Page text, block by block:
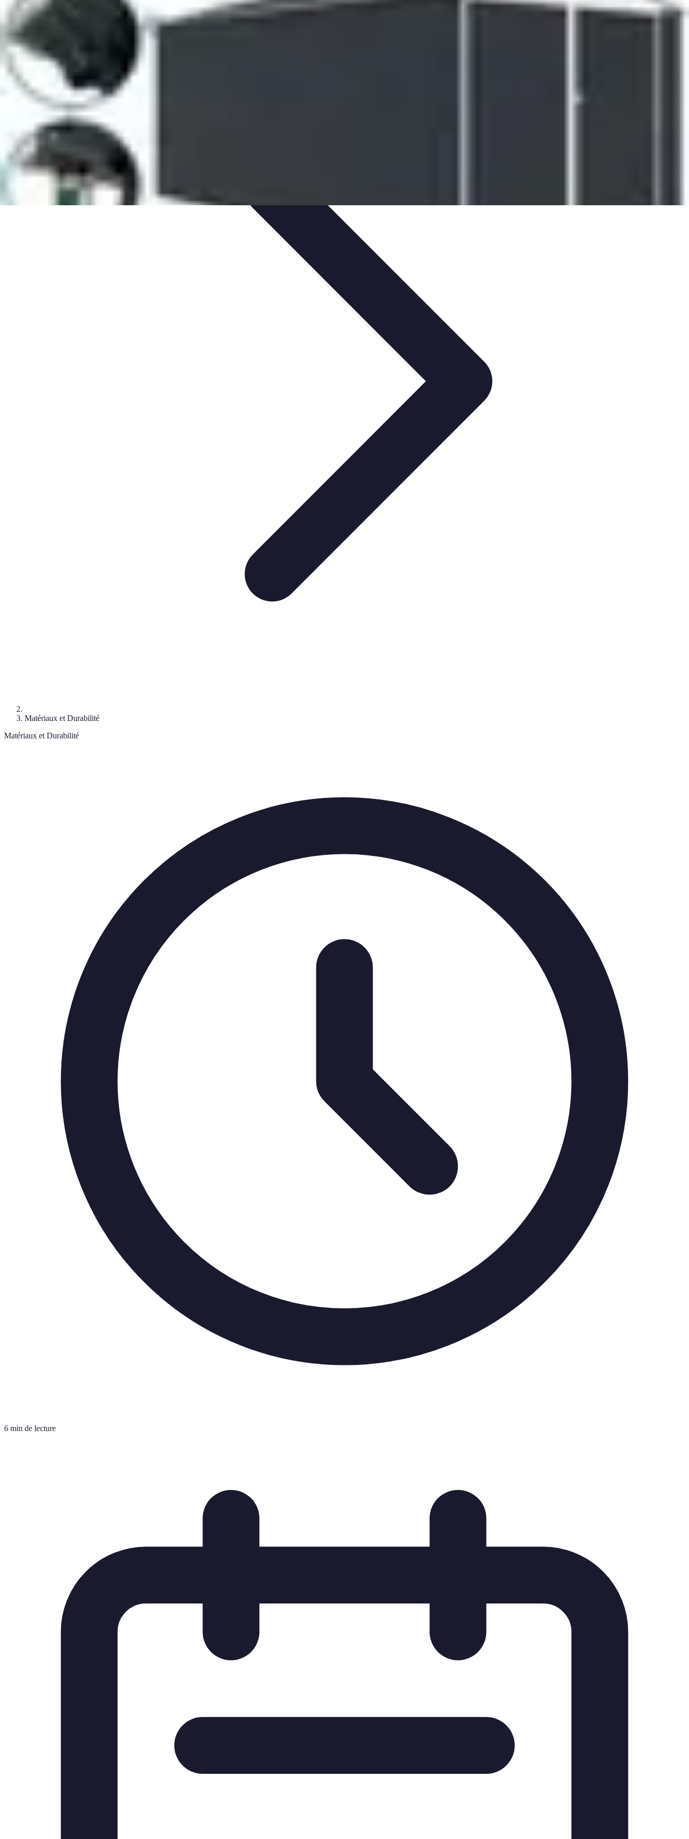
Mobilier Pratique
Rangement
Bureau Aménagement de l'espaceMobilier Multifonctions
Mobilier Pratique
Matériaux et Durabilité
Matériaux et Durabilité
6 min de lecture